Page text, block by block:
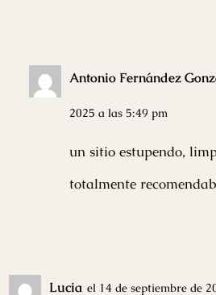
Antonio Fernández
2025 a las 5:49 pm
un sitio estupendo,
totalmente
Lucia el 14 de septiembre de